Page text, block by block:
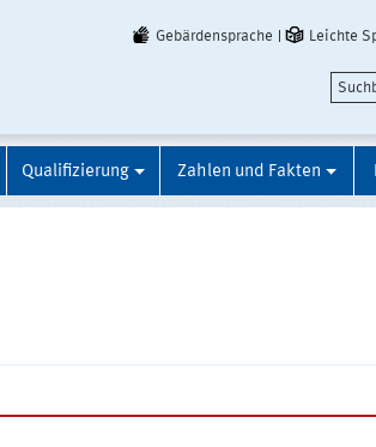
Gebärdensprache Leichte
Qualifizierung Zahlen und Fakten